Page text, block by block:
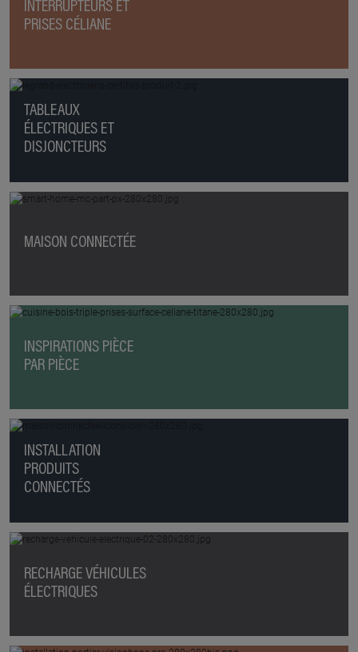
INTERRUPTEURS ET
PRISES CÉLIANE
TABLEAUX
ÉLECTRIQUES ET
DISJONCTEURS
MAISON CONNECTÉE
INSPIRATIONS PIÈCE
PAR PIÈCE
INSTALLATION
PRODUITS
CONNECTÉS
RECHARGE VÉHICULES
ÉLECTRIQUES